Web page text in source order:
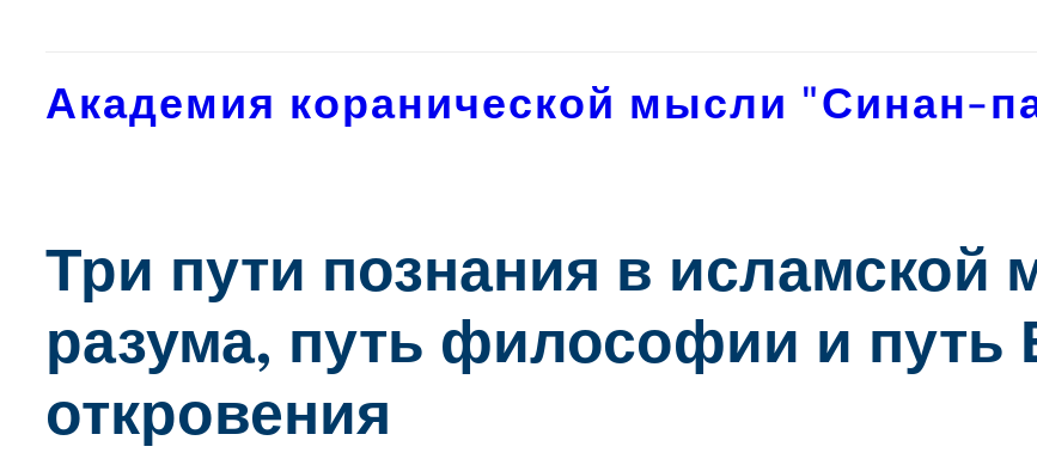
содержимому
Академия коранической мысли "Синан-
Три пути познания в исламской
разума, путь философии и путь
откровения